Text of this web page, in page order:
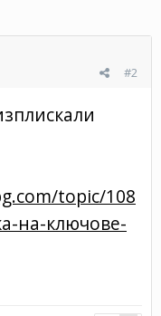
#2
topic/108
на-ключове-